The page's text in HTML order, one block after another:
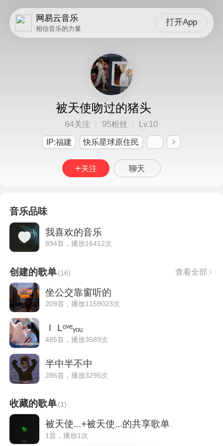
网易云音乐
相信音乐的力量
打开App
被天使吻过的猪头
64关注 95粉丝 Lv.10
IP:福建 快乐星球原住民
关注 聊天
音乐品味
我喜欢的音乐
894首，播放16412次
创建的歌单(16) 查看全部
坐公交靠窗听的
209首，播放1159023次
Ｉ Lᵒᵛᵉᵧₒᵤ
485首，播放3589次
半中半不中
286首，播放3295次
收藏的歌单(1)
被天使...+被天使...的共享歌单
1首，播放1次